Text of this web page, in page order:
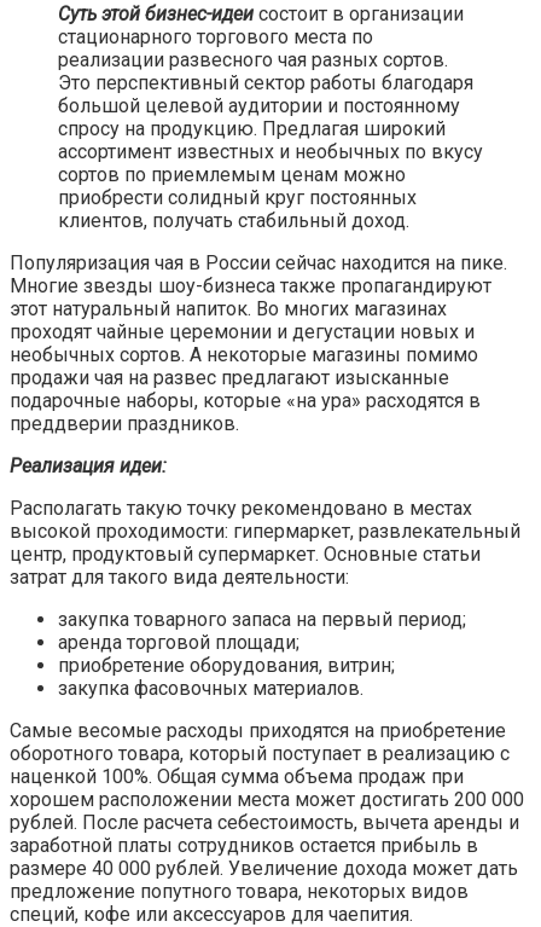
Суть этой бизнес-идеи состоит в организации
стационарного торгового места по
реализации развесного чая разных сортов.
Это перспективный сектор работы благодаря
большой целевой аудитории и постоянному
спросу на продукцию. Предлагая широкий
ассортимент известных и необычных по вкусу
сортов по приемлемым ценам можно
приобрести солидный круг постоянных
клиентов, получать стабильный доход.
Популяризация чая в России сейчас находится на пике.
Многие звезды шоу-бизнеса также пропагандируют
этот натуральный напиток. Во многих магазинах
проходят чайные церемонии и дегустации новых и
необычных сортов. А некоторые магазины помимо
продажи чая на развес предлагают изысканные
подарочные наборы, которые «на ура» расходятся в
преддверии праздников.
Реализация идеи:
Располагать такую точку рекомендовано в местах
высокой проходимости: гипермаркет, развлекательный
центр, продуктовый супермаркет. Основные статьи
затрат для такого вида деятельности:
закупка товарного запаса на первый период;
аренда торговой площади;
приобретение оборудования, витрин;
закупка фасовочных материалов.
Самые весомые расходы приходятся на приобретение
оборотного товара, который поступает в реализацию с
наценкой 100%. Общая сумма объема продаж при
хорошем расположении места может достигать 200 000
рублей. После расчета себестоимость, вычета аренды и
заработной платы сотрудников остается прибыль в
размере 40 000 рублей. Увеличение дохода может дать
предложение попутного товара, некоторых видов
специй, кофе или аксессуаров для чаепития.